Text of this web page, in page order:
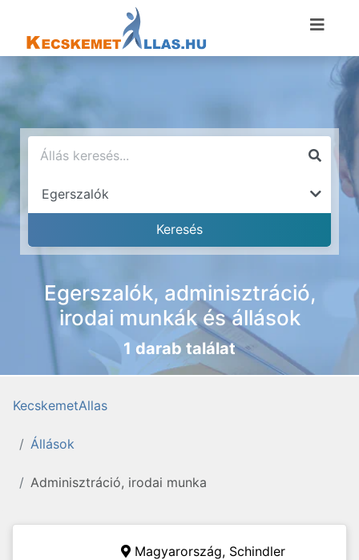
Egerszalók, adminisztráció,
irodai munkák és állások
1 darab találat
KecskemetAllas
Állások
Adminisztráció, irodai munka
Magyarország, Schindler